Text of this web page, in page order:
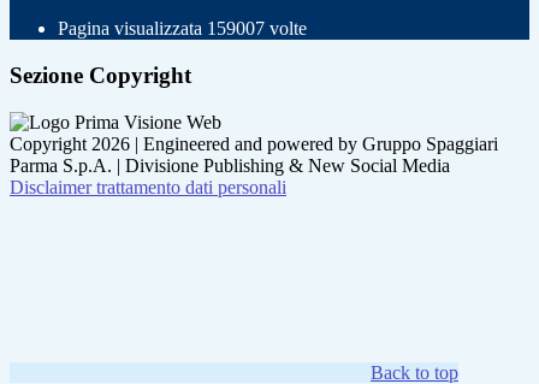
Pagina visualizzata 159007 volte
Sezione Copyright
Copyright 2026 | Engineered and powered by Gruppo Spaggiari
Parma S.p.A. | Divisione Publishing & New Social Media
Disclaimer trattamento dati personali
Back to top